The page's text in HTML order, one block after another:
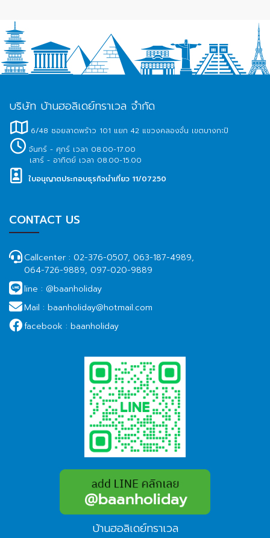
บริษัท บ้านฮอลิเดย์ทราเวล จำกัด
6/48 ซอยลาดพร้าว 101 แยก 42 แขวงคลองจั่น เขตบางกะปิ
จันทร์ - ศุกร์ เวลา 08.00-17.00
เสาร์ - อาทิตย์ เวลา 08.00-15.00
ใบอนุญาตประกอบธุรกิจนำเที่ยว 11/07250
CONTACT US
Callcenter : 02-376-0507, 063-187-4989,
064-726-9889, 097-020-9889
line : @baanholiday
Mail : baanholiday@hotmail.com
facebook : baanholiday
บ้านฮอลิเดย์ทราเวล